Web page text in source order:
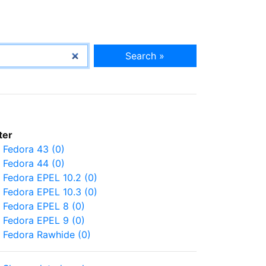
Search »
Fedora 43 (0)
Fedora 44 (0)
Fedora EPEL 10.2 (0)
Fedora EPEL 10.3 (0)
Fedora EPEL 8 (0)
Fedora EPEL 9 (0)
Fedora Rawhide (0)